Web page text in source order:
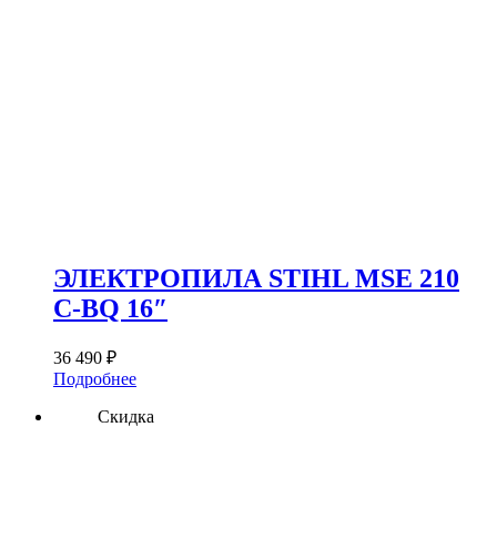
ЭЛЕКТРОПИЛА STIHL MSE 210
C-BQ 16″
36 490 ₽
Подробнее
Скидка